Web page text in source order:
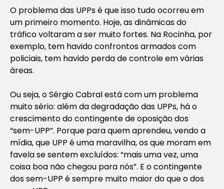
O problema das UPPs é que isso tudo ocorreu em
um primeiro momento. Hoje, as dinâmicas do
tráfico voltaram a ser muito fortes. Na Rocinha, por
exemplo, tem havido confrontos armados com
policiais, tem havido perda de controle em várias
áreas.
Ou seja, o Sérgio Cabral está com um problema
muito sério: além da degradação das UPPs, há o
crescimento do contingente de oposição dos
“sem-UPP”. Porque para quem aprendeu, vendo a
mídia, que UPP é uma maravilha, os que moram em
favela se sentem excluídos: “mais uma vez, uma
coisa boa não chegou para nós”. E o contingente
dos sem-UPP é sempre muito maior do que o dos